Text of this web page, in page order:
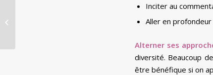
Inciter au
Aller en
Alterner ses
diversité. Beaucoup
être bénéfique si on